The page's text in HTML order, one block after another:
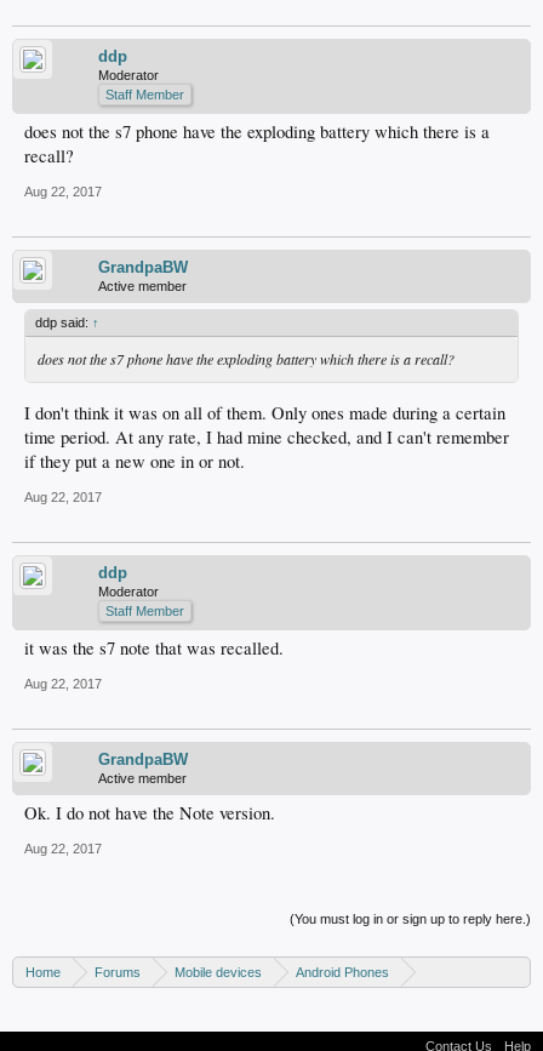
ddp
Moderator
Staff Member
does not the s7 phone have the exploding battery which there is a
recall?
Aug 22, 2017
GrandpaBW
Active member
ddp said: ↑
does not the s7 phone have the exploding battery which there is a recall?
I don't think it was on all of them. Only ones made during a certain
time period. At any rate, I had mine checked, and I can't remember
if they put a new one in or not.
Aug 22, 2017
ddp
Moderator
Staff Member
it was the s7 note that was recalled.
Aug 22, 2017
GrandpaBW
Active member
Ok. I do not have the Note version.
Aug 22, 2017
(You must log in or sign up to reply here.)
Home Forums Mobile devices
Android Phones
Contact Us Help